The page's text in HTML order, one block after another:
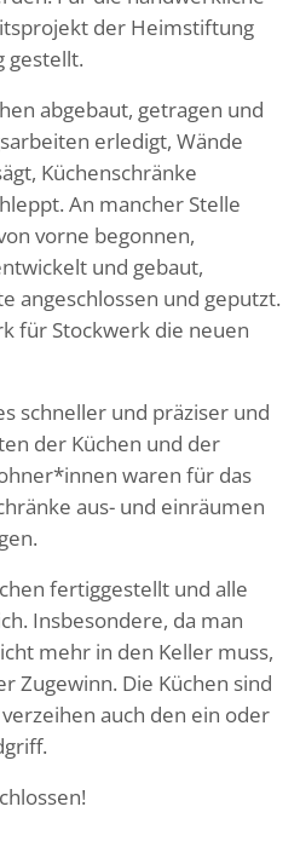
der Heimstiftung
gestellt.
abgebaut, getragen und
erledigt, Wände
Küchenschränke
An mancher Stelle
vorne begonnen,
und gebaut,
angeschlossen und geputzt.
für Stockwerk die neuen
schneller und präziser und
der Küchen und der
waren für das
aus- und einräumen
fertiggestellt und alle
Insbesondere, da man
mehr in den Keller muss,
Zugewinn. Die Küchen sind
auch den ein oder